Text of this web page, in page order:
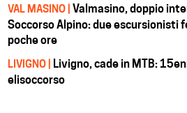
VAL MASINO | Valmasino, doppio
Soccorso Alpino: due escursionisti
poche ore
LIVIGNO | Livigno, cade in MTB:
elisoccorso